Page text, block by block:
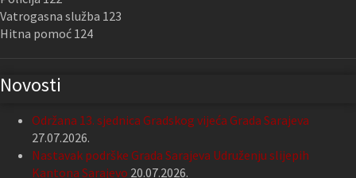
Vatrogasna služba 123
Hitna pomoć 124
Novosti
Održana 13. sjednica Gradskog vijeća Grada Sarajeva
27.07.2026.
Nastavak podrške Grada Sarajeva Udruženju slijepih
Kantona Sarajevo 20.07.2026.